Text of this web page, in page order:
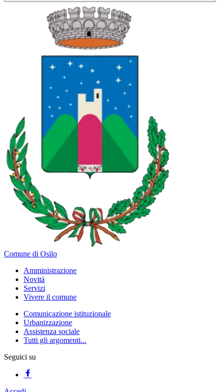
Comune di Osilo
Amministrazione
Novità
Servizi
Vivere il comune
Comunicazione istituzionale
Urbanizzazione
Assistenza sociale
Tutti gli argomenti...
Seguici su